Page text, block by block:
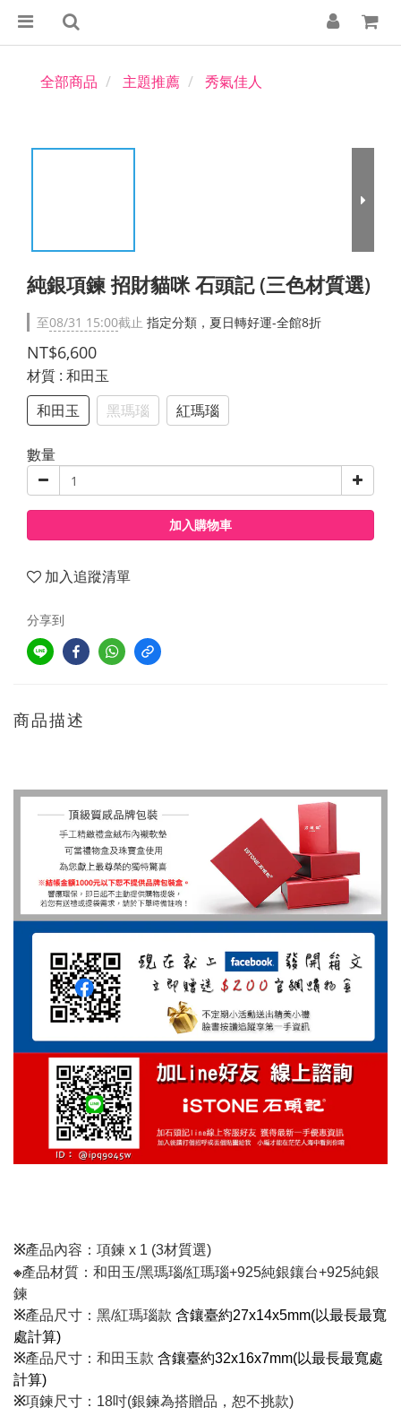
全部商品 主題推薦 秀氣佳人
純銀項鍊 招財貓咪 石頭記 (三色材質選)
至08/31 15:00截止 指定分類，夏日轉好運-全館8折
NT$6,600
材質 : 和田玉
和田玉
黑瑪瑙 紅瑪瑙
數量
加入購物車
加入追蹤清單
分享到
商品描述
※產品內容： 項鍊 x 1 (3材質選)
※產品材質： 和田玉/黑瑪瑙/紅瑪瑙+925純銀鑲台+925純銀
鍊
※產品尺寸：黑/紅瑪瑙款 含鑲臺約27x14x5mm(以最長最寬
處計算)
※產品尺寸：和田玉款 含鑲臺約32x16x7mm(以最長最寬處
計算)
※項鍊尺寸：18吋(銀鍊為搭贈品，恕不挑款)